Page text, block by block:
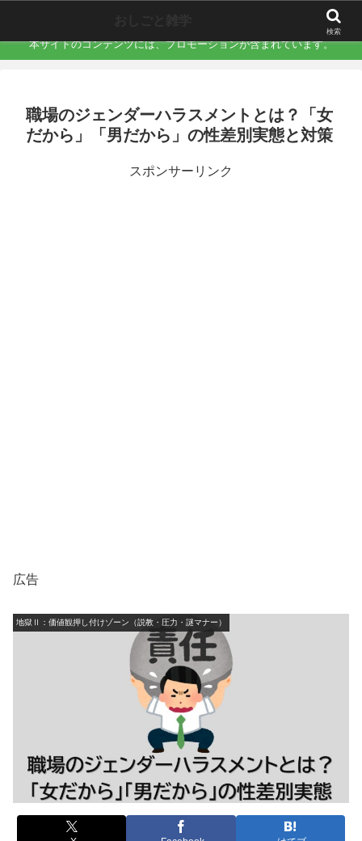
本サイトのコンテンツには、プロモーションが含まれています。
職場のジェンダーハラスメントとは？「女
だから」「男だから」の性差別実態と対策
スポンサーリンク
広告
地獄Ⅱ：価値観押し付けゾーン（説教・圧力・謎マナー）
検索